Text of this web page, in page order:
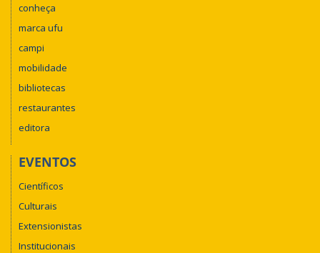
conheça
marca ufu
campi
mobilidade
bibliotecas
restaurantes
editora
EVENTOS
Científicos
Culturais
Extensionistas
Institucionais